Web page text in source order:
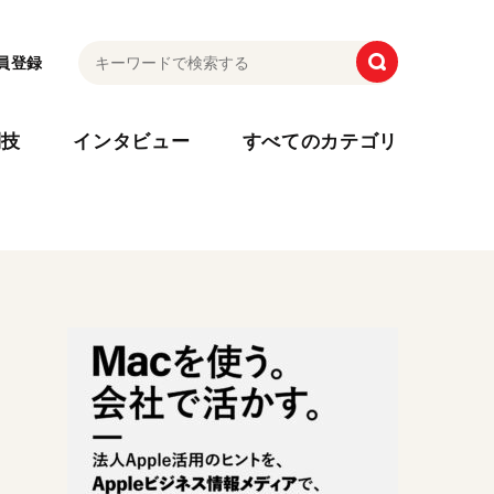
登録
インタビュー すべてのカテゴリ